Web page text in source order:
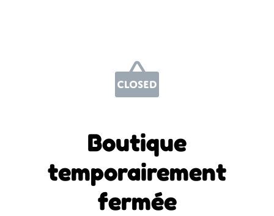
Boutique
temporairement
fermée